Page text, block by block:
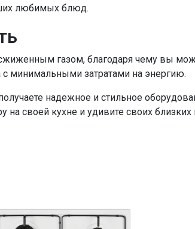
любимых блюд.
сжиженным газом, благодаря чему вы
минимальными затратами на энергию.
надежное и стильное
на своей кухне и удивите своих